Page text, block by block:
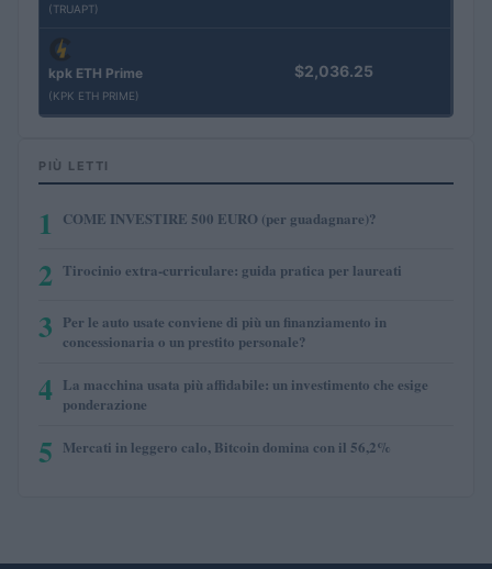
(TRUAPT)
kpk ETH Prime
(KPK ETH PRIME)
$2,036.25
PIÙ LETTI
1 COME INVESTIRE 500 EURO (per guadagnare)?
2 Tirocinio extra-curriculare: guida pratica per laureati
3 Per le auto usate conviene di più un finanziamento in
concessionaria o un prestito personale?
4 La macchina usata più affidabile: un investimento che esige
ponderazione
5 Mercati in leggero calo, Bitcoin domina con il 56,2%